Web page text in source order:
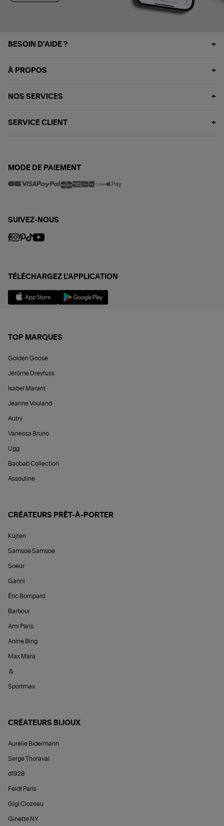
BESOIN D'AIDE ?
À PROPOS
NOS SERVICES
SERVICE CLIENT
MODE DE PAIEMENT
SUIVEZ-NOUS
TÉLÉCHARGEZ L'APPLICATION
TOP MARQUES
Golden Goose
Jérôme Dreyfuss
Isabel Marant
Jeanne Vouland
Autry
Vanessa Bruno
Ugg
Baobab Collection
Assouline
CRÉATEURS PRÊT-À-PORTER
Kujten
Samsoe Samsoe
Soeur
Ganni
Éric Bompard
Barbour
Ami Paris
Anine Bing
Max Mara
&
Sportmax
CRÉATEURS BIJOUX
Aurélie Bidermann
Serge Thoraval
d1928
Feidt Paris
Gigi Clozeau
Ginette NY